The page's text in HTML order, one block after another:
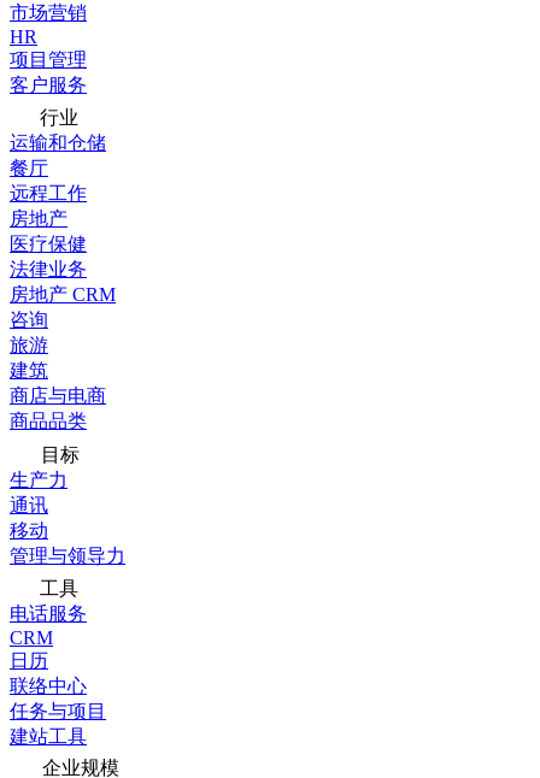
市场营销
HR
项目管理
客户服务
行业
运输和仓储
餐厅
远程工作
房地产
医疗保健
法律业务
房地产 CRM
咨询
旅游
建筑
商店与电商
商品品类
目标
生产力
通讯
移动
管理与领导力
工具
电话服务
CRM
日历
联络中心
任务与项目
建站工具
企业规模